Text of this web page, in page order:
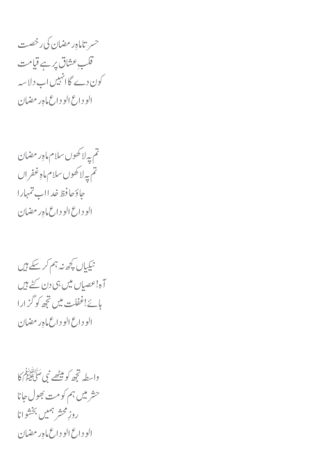
حسرتا ماہِ رمضان کی رخصت
قلبِ عشاق پر ہے قیامت
کون دے گا انہیں اب دلاسہ
الوداع الوداع ماہِ رمضان
تم پہ لاکھوں سلام ماہِ رمضان
تم پہ لاکھوں سلام ماہِ غفراں
جاؤ حافظ خدا اب تمہارا
الوداع الوداع ماہِ رمضان
نیکیاں کچھ نہ ہم کر سکے ہیں
آہ! عصیاں میں ہی دن کٹے ہیں
ہائے! غفلت میں تجھ کو گزارا
الوداع الوداع ماہِ رمضان
واسطہ تجھ کو میٹھے نبی ﷺ کا
حشر میں ہم کو مت بھول جانا
روزِ محشر ہمیں بخشوانا
الوداع الوداع ماہِ رمضان